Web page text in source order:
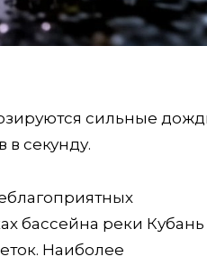
сильные
секунду.
бассейна реки Кубань
Наиболее